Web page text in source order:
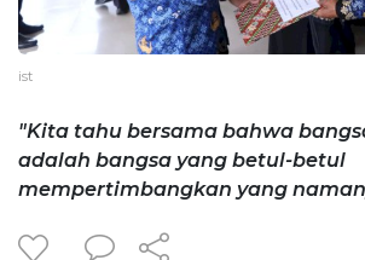
ist
"Kita tahu bersama bahwa
adalah bangsa yang betul-betul
mempertimbangkan yang